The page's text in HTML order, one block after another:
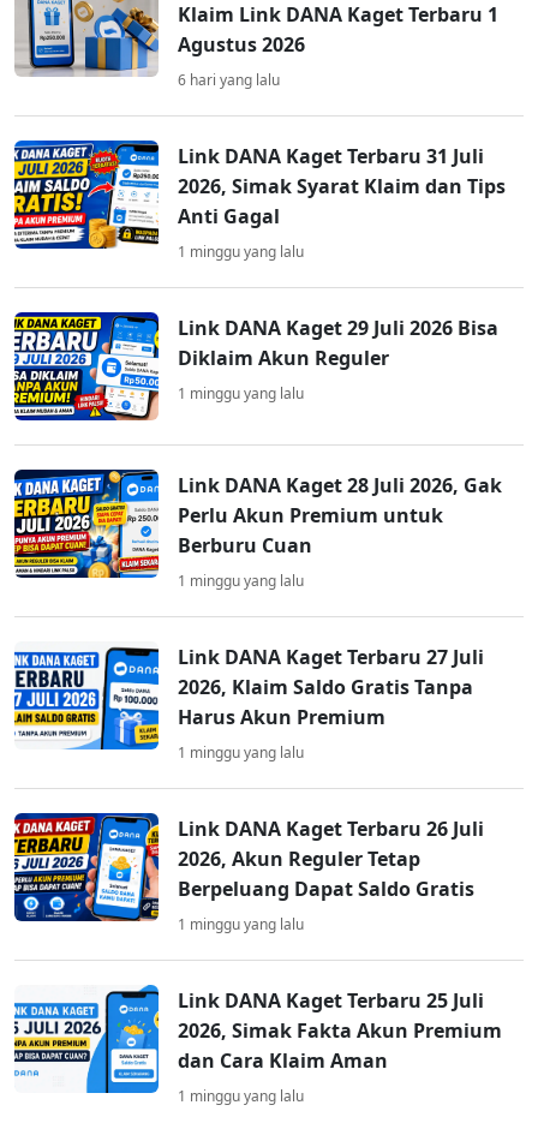
Klaim Link DANA Kaget Terbaru 1
Agustus 2026
6 hari yang lalu
Link DANA Kaget Terbaru 31 Juli
2026, Simak Syarat Klaim dan Tips
Anti Gagal
1 minggu yang lalu
Link DANA Kaget 29 Juli 2026 Bisa
Diklaim Akun Reguler
1 minggu yang lalu
Link DANA Kaget 28 Juli 2026, Gak
Perlu Akun Premium untuk
Berburu Cuan
1 minggu yang lalu
Link DANA Kaget Terbaru 27 Juli
2026, Klaim Saldo Gratis Tanpa
Harus Akun Premium
1 minggu yang lalu
Link DANA Kaget Terbaru 26 Juli
2026, Akun Reguler Tetap
Berpeluang Dapat Saldo Gratis
1 minggu yang lalu
Link DANA Kaget Terbaru 25 Juli
2026, Simak Fakta Akun Premium
dan Cara Klaim Aman
1 minggu yang lalu